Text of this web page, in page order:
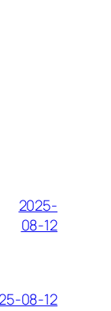
2025-
08-12
08-12